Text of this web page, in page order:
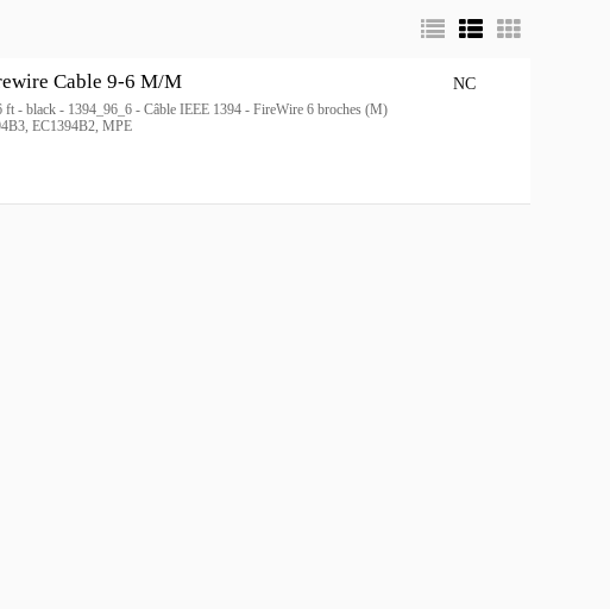
Cable 9-6 M/M
- black - 1394_96_6 - Câble IEEE 1394 - FireWire 6 broches (M)
EC1394B2, MPE
NC